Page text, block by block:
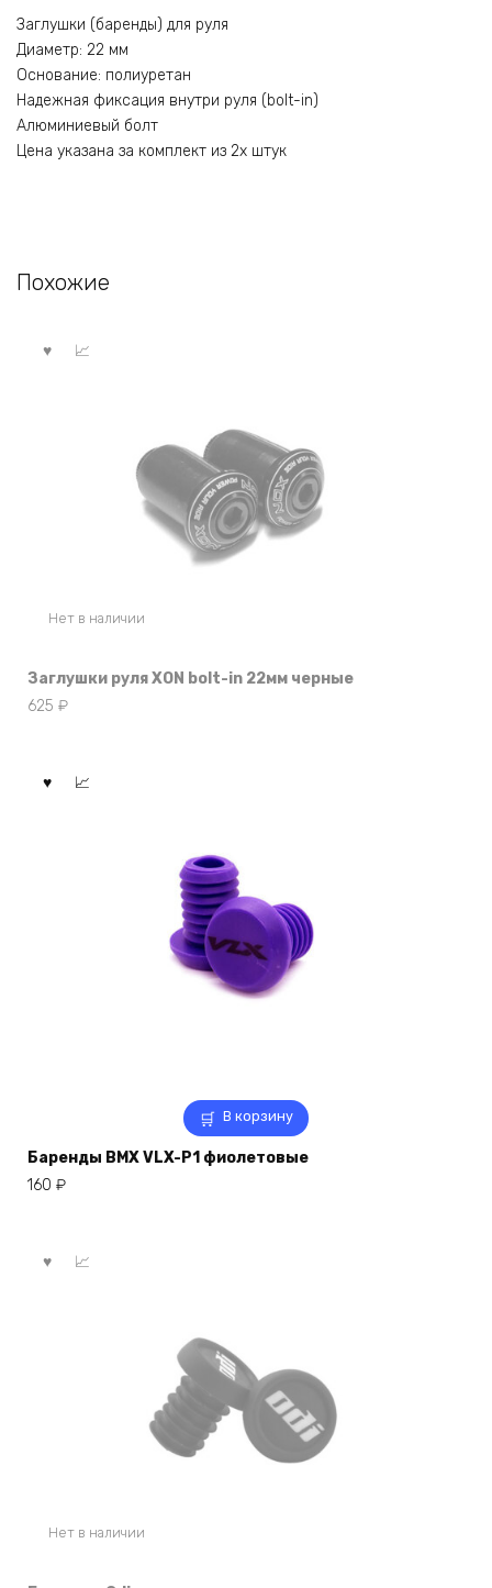
Заглушки (баренды) для руля
Диаметр: 22 мм
Основание: полиуретан
Надежная фиксация внутри руля (bolt-in)
Алюминиевый болт
Цена указана за комплект из 2х штук
Похожие
Нет в наличии
Заглушки руля XON bolt-in 22мм черные
625 ₽
В корзину
Баренды BMX VLX-P1 фиолетовые
160 ₽
Нет в наличии